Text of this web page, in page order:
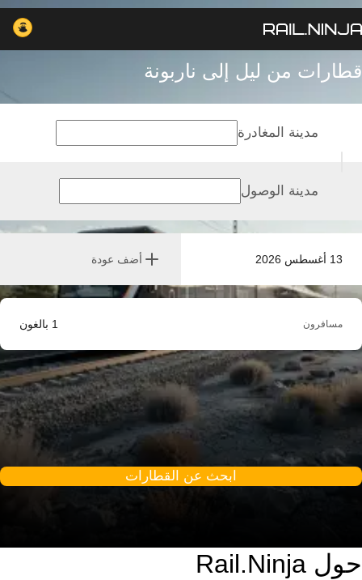
قطارات من ليل إلى ناربونة
13 أغسطس 2026 أضف عودة
مدينة المغادرة
مدينة الوصول
مسافرون 1 بالغون
ابحث عن القطارات
حول Rail.Ninja